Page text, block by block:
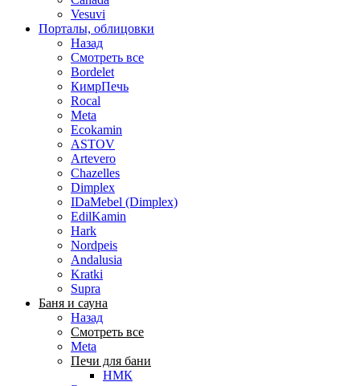
Vesuvi
Порталы, облицовки
Назад
Смотреть все
Bordelet
КимрПечь
Rocal
Meta
Ecokamin
ASTOV
Artevero
Chazelles
Dimplex
IDaMebel (Dimplex)
EdilKamin
Hark
Nordpeis
Andalusia
Kratki
Supra
Баня и сауна
Назад
Смотреть все
Meta
Печи для бани
НМК